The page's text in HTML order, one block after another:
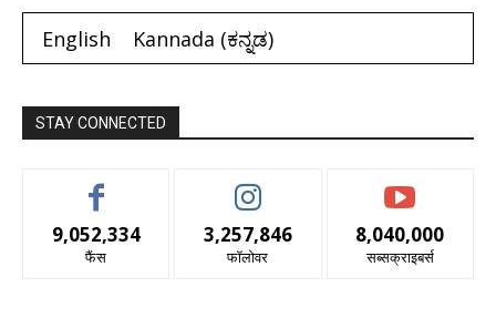
English Kannada (ಕನ್ನಡ)
STAY CONNECTED
9,052,334
फैंस
3,257,846
फॉलोवर
8,040,000
सब्सक्राइबर्स